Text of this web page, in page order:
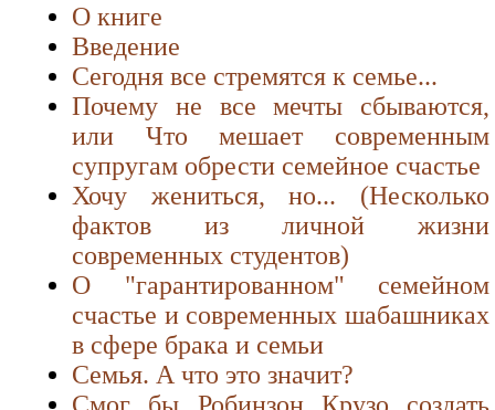
О книге
Введение
Сегодня все стремятся к семье...
Почему не все мечты сбываются,
или Что мешает современным
супругам обрести семейное счастье
Хочу жениться, но... (Несколько
фактов из личной жизни
современных студентов)
О "гарантированном" семейном
счастье и современных шабашниках
в сфере брака и семьи
Семья. А что это значит?
Смог бы Робинзон Крузо создать